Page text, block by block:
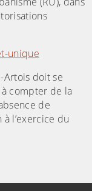
unique
Artois doit se
compter de la
de
l’exercice du